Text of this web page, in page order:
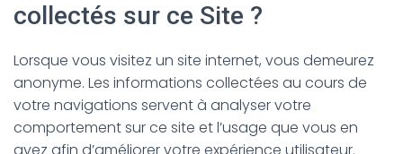
collectés sur ce Site ?
Lorsque vous visitez un site internet, vous demeurez
anonyme. Les informations collectées au cours de
votre navigations servent à analyser votre
comportement sur ce site et l’usage que vous en